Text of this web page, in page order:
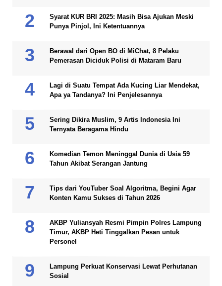
Syarat KUR BRI 2025: Masih Bisa Ajukan Meski
Punya Pinjol, Ini Ketentuannya
Berawal dari Open BO di MiChat, 8 Pelaku
Pemerasan Diciduk Polisi di Mataram Baru
Lagi di Suatu Tempat Ada Kucing Liar Mendekat,
Apa ya Tandanya? Ini Penjelesannya
Sering Dikira Muslim, 9 Artis Indonesia Ini
Ternyata Beragama Hindu
Komedian Temon Meninggal Dunia di Usia 59
Tahun Akibat Serangan Jantung
Tips dari YouTuber Soal Algoritma, Begini Agar
Konten Kamu Sukses di Tahun 2026
AKBP Yuliansyah Resmi Pimpin Polres Lampung
Timur, AKBP Heti Tinggalkan Pesan untuk
Personel
Lampung Perkuat Konservasi Lewat Perhutanan
Sosial